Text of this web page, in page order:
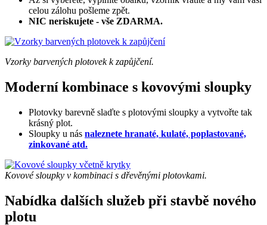
celou zálohu pošleme zpět.
NIC neriskujete - vše ZDARMA.
Vzorky barvených plotovek k zapůjčení.
Moderní kombinace s kovovými sloupky
Plotovky barevně slaďte s plotovými sloupky a vytvořte tak
krásný plot.
Sloupky u nás naleznete hranaté, kulaté, poplastované,
zinkované atd.
Kovové sloupky v kombinaci s dřevěnými plotovkami.
Nabídka dalších služeb při stavbě nového
plotu